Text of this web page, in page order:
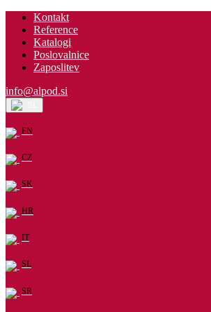
Kontakt
Reference
Katalogi
Poslovalnice
Zaposlitev
info@alpod.si
EN
CZ
SK
HR
IT
SL
SR